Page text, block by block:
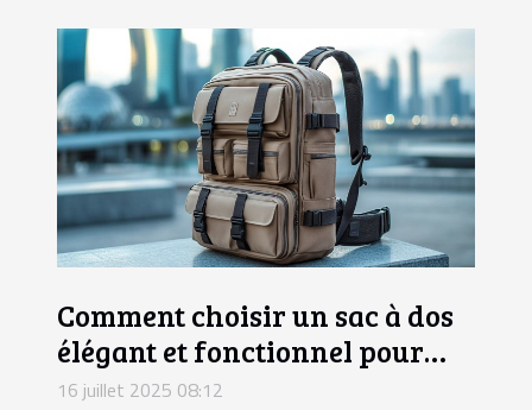
Comment choisir un sac à dos
élégant et fonctionnel pour
chaque occasion ?
16 juillet 2025 08:12